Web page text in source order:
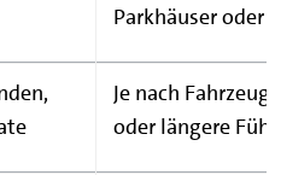
Parkhäuser oder
Je nach
oder längere